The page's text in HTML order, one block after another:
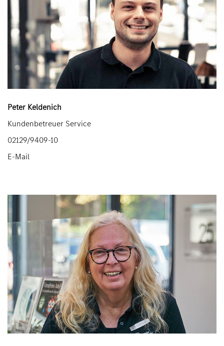
Peter Keldenich
Kundenbetreuer Service
02129/9409-10
E-Mail